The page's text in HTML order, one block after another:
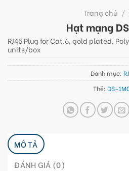
Trang chủ /
Hạt mạng
RJ45 Plug for Cat.6, gold plated,
units/box
Danh mục:
Thẻ: DS-
MÔ TẢ
ĐÁNH GIÁ (0)